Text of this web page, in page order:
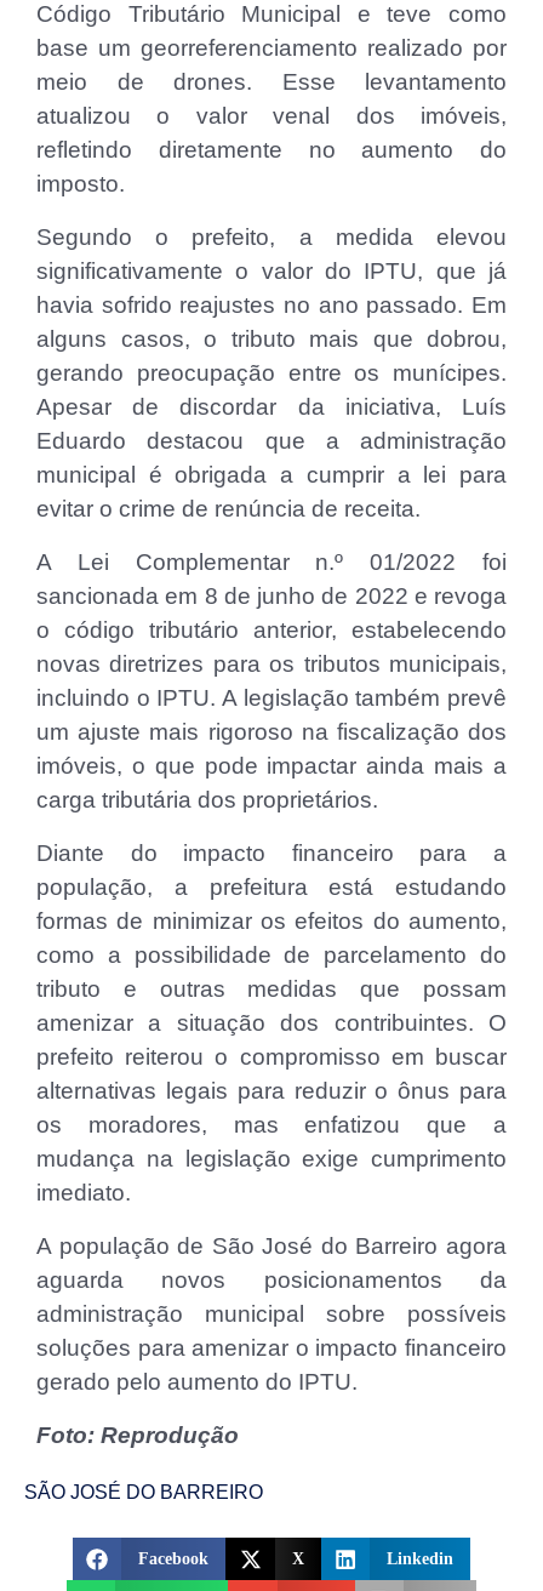
Código Tributário Municipal e teve como
base um georreferenciamento realizado por
meio de drones. Esse levantamento
atualizou o valor venal dos imóveis,
refletindo diretamente no aumento do
imposto.
Segundo o prefeito, a medida elevou
significativamente o valor do IPTU, que já
havia sofrido reajustes no ano passado. Em
alguns casos, o tributo mais que dobrou,
gerando preocupação entre os munícipes.
Apesar de discordar da iniciativa, Luís
Eduardo destacou que a administração
municipal é obrigada a cumprir a lei para
evitar o crime de renúncia de receita.
A Lei Complementar n.º 01/2022 foi
sancionada em 8 de junho de 2022 e revoga
o código tributário anterior, estabelecendo
novas diretrizes para os tributos municipais,
incluindo o IPTU. A legislação também prevê
um ajuste mais rigoroso na fiscalização dos
imóveis, o que pode impactar ainda mais a
carga tributária dos proprietários.
Diante do impacto financeiro para a
população, a prefeitura está estudando
formas de minimizar os efeitos do aumento,
como a possibilidade de parcelamento do
tributo e outras medidas que possam
amenizar a situação dos contribuintes. O
prefeito reiterou o compromisso em buscar
alternativas legais para reduzir o ônus para
os moradores, mas enfatizou que a
mudança na legislação exige cumprimento
imediato.
A população de São José do Barreiro agora
aguarda novos posicionamentos da
administração municipal sobre possíveis
soluções para amenizar o impacto financeiro
gerado pelo aumento do IPTU.
Foto: Reprodução
SÃO JOSÉ DO BARREIRO
Facebook X Linkedin